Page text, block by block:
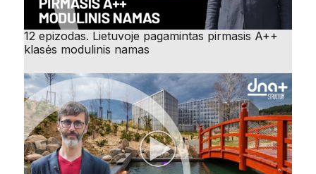
12 epizodas. Lietuvoje pagamintas pirmasis A++
klasės modulinis namas